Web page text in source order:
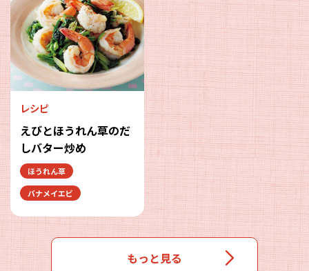
レシピ
えびとほうれん草のだ
しバター炒め
ほうれん草
バナメイエビ
もっと見る